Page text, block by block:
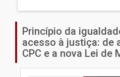
Princípio da
acesso à justiça: de
CPC e a nova Lei de